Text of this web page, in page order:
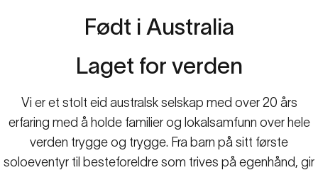
Familiesikkerhet for
digitale tidsalderen.
Født i Australia
Laget for verden
Vi er et stolt eid australsk selskap med over 20 års
erfaring med å holde familier og lokalsamfunn over hele
verden trygge og trygge. Fra barn på sitt første
soloeventyr til besteforeldre som trives på egenhånd, gir